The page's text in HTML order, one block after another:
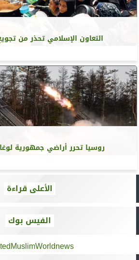
التعاون الإسلامي تحذر من
روسيا تحرر أراضي جمهورية
الأعلى قراءة
الفيس بوك